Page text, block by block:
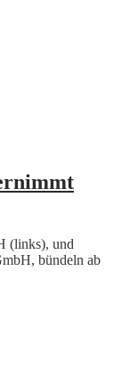
(links), und
bündeln ab